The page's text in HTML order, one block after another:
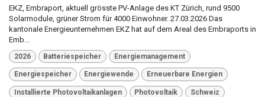
EKZ, Embraport, aktuell grösste PV-Anlage des KT Zürich, rund 9500
Solarmodule, grüner Strom für 4000 Einwohner. 27.03.2026 Das
kantonale Energieunternehmen EKZ hat auf dem Areal des Embraports in
Emb...
2026 Batteriespeicher Energiemanagement
Energiespeicher Energiewende Erneuerbare Energien
Installierte Photovoltaikanlagen Photovoltaik Schweiz